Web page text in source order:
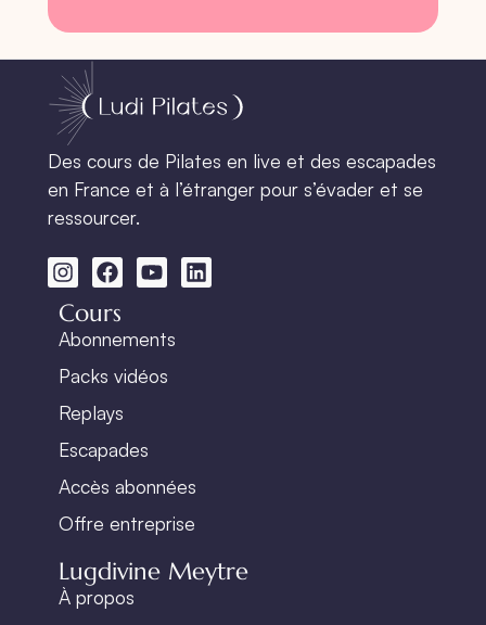
Des cours de Pilates en live et des escapades
en France et à l’étranger pour s’évader et se
ressourcer.
Cours
Abonnements
Packs vidéos
Replays
Escapades
Accès abonnées
Offre entreprise
Lugdivine Meytre
À propos